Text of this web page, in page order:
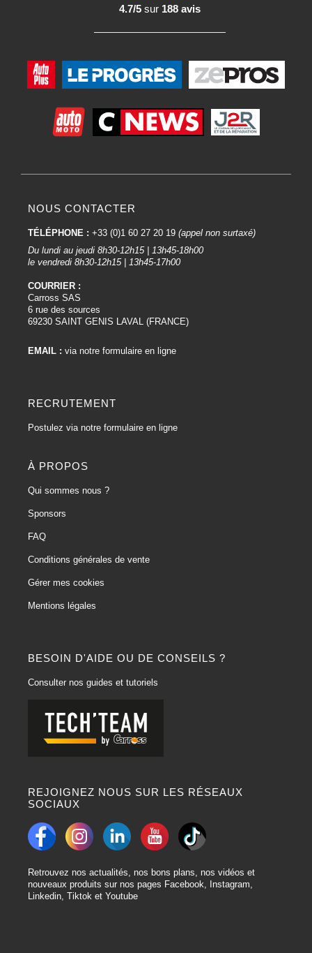
4.7/5sur 188 avis
BESOIN D'AIDE OU DE CONSEILS ?
Consulter nos guides et tutoriels
REJOIGNEZ NOUS SUR LES RÉSEAUX
SOCIAUX
Retrouvez nos actualités, nos bons plans, nos vidéos et
nouveaux produits sur nos pages Facebook, Instagram,
Linkedin, Tiktok et Youtube
NOUS CONTACTER
TÉLÉPHONE : +33 (0)1 60 27 20 19 (appel non surtaxé)
Du lundi au jeudi 8h30-12h15 | 13h45-18h00
le vendredi 8h30-12h15 | 13h45-17h00
COURRIER :
Carross SAS
6 rue des sources
69230 SAINT GENIS LAVAL (FRANCE)
EMAIL : via notre formulaire en ligne
RECRUTEMENT
Postulez via notre formulaire en ligne
À PROPOS
Qui sommes nous ?
Sponsors
FAQ
Conditions générales de vente
Gérer mes cookies
Mentions légales